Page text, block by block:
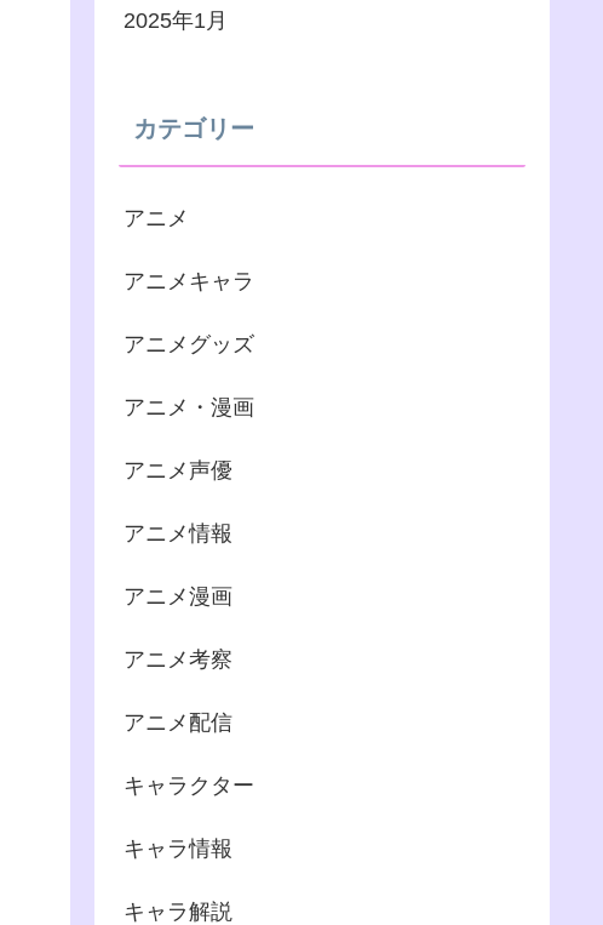
2025年1月
カテゴリー
アニメ
アニメキャラ
アニメグッズ
アニメ・漫画
アニメ声優
アニメ情報
アニメ漫画
アニメ考察
アニメ配信
キャラクター
キャラ情報
キャラ解説